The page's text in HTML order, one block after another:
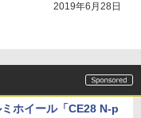
2019年6月28日
ホイール「CE28 N-p